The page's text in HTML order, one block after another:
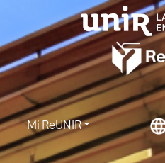
Mi ReUNIR